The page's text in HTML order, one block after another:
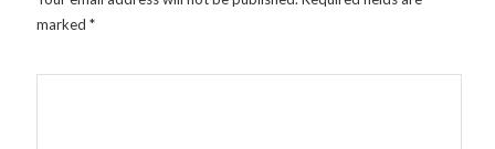
marked *